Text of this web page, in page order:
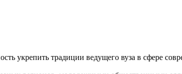
укрепить традиции ведущего вуза в сфере